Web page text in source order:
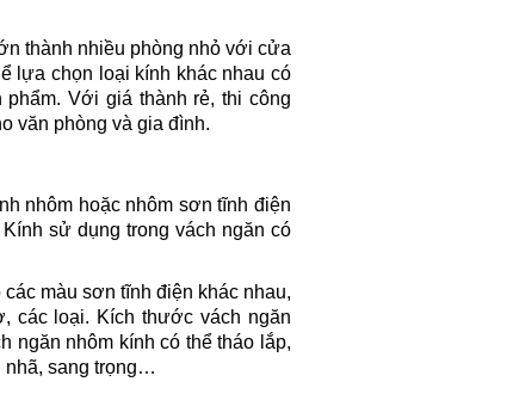
thành nhiều phòng nhỏ với cửa
lựa chọn loại kính khác nhau có
Với giá thành rẻ, thi công
văn phòng và gia đình.
nhôm hoặc nhôm sơn tĩnh điện
sử dụng trong vách ngăn có
màu sơn tĩnh điện khác nhau,
các loại. Kích thước vách ngăn
ngăn nhôm kính có thể tháo lắp,
nhã, sang trọng…